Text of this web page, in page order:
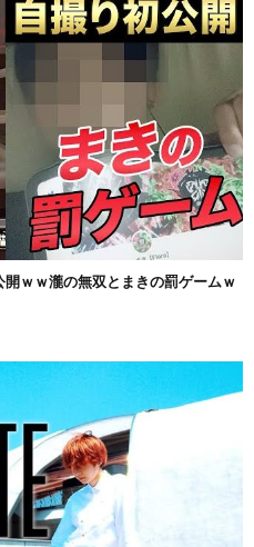
ｗｗ瀧の無双とまきの罰ゲームｗ